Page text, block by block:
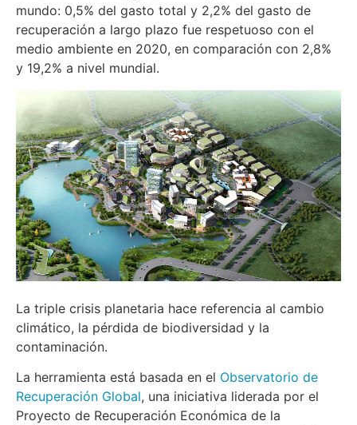
mundo: 0,5% del gasto total y 2,2% del gasto de
recuperación a largo plazo fue respetuoso con el
medio ambiente en 2020, en comparación con 2,8%
y 19,2% a nivel mundial.
La triple crisis planetaria hace referencia al cambio
climático, la pérdida de biodiversidad y la
contaminación.
La herramienta está basada en el Observatorio de
Recuperación Global, una iniciativa liderada por el
Proyecto de Recuperación Económica de la